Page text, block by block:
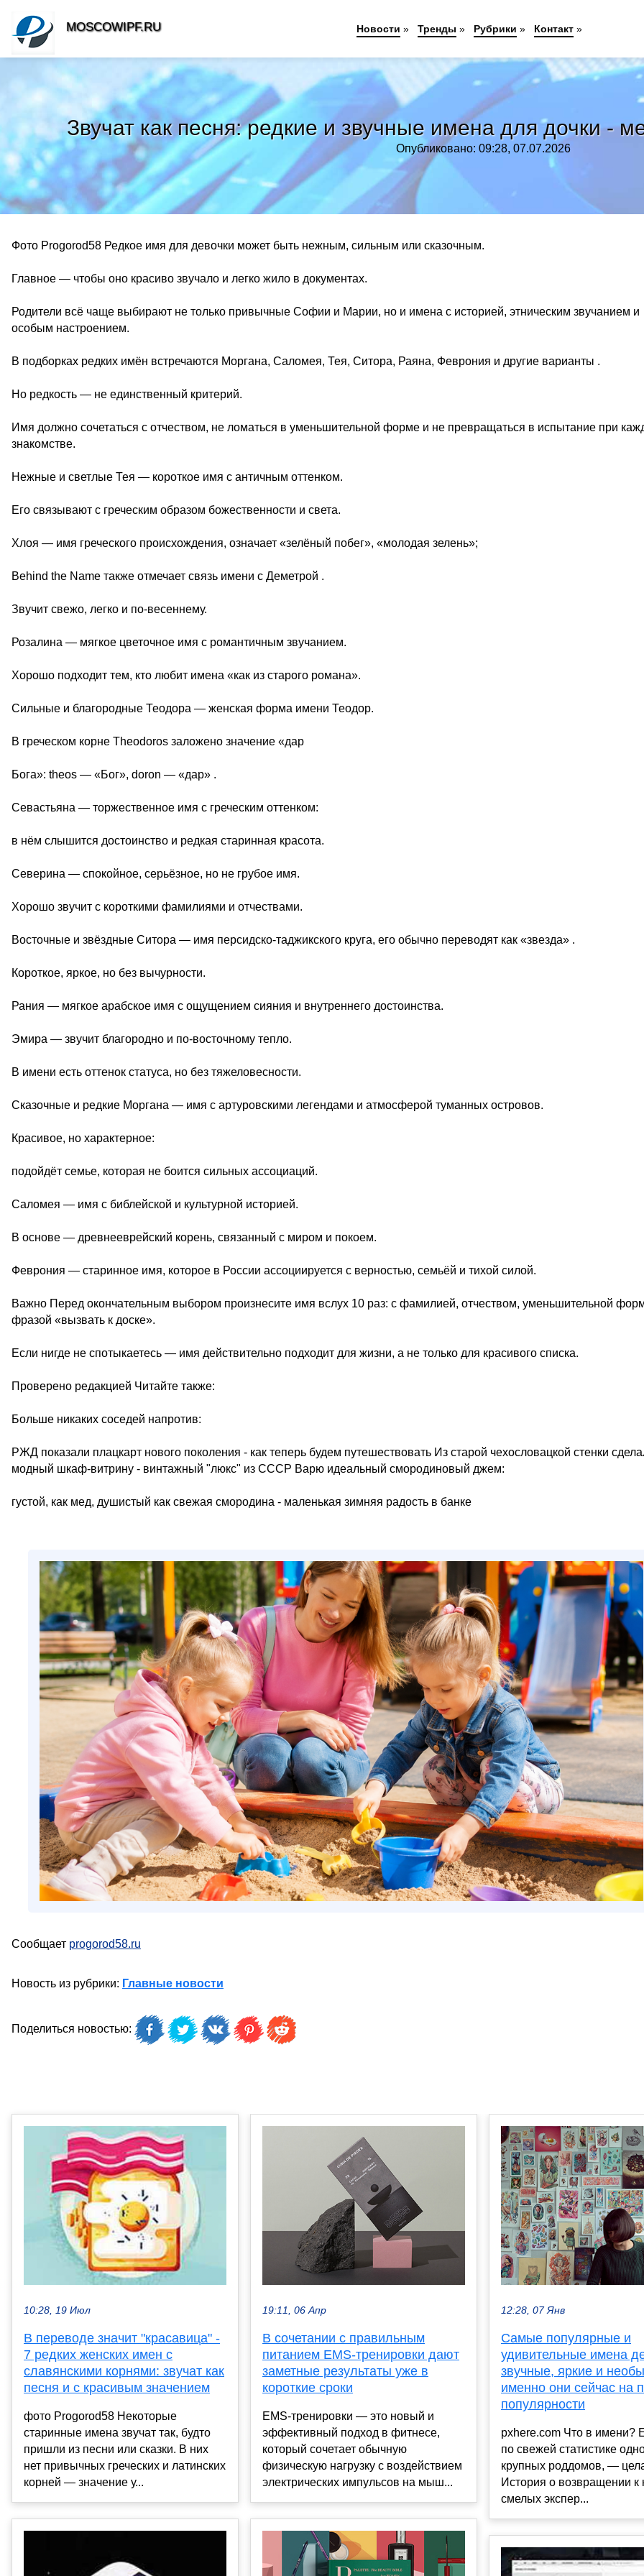
Звучат как песня: редкие и звучные имена для дочки -
Опубликовано: 09:28, 07.07.2026
Фото Progorod58 Редкое имя для девочки может быть нежным, сильным или сказочным.
Главное — чтобы оно красиво звучало и легко жило в документах.
Родители всё чаще выбирают не только привычные Софии и Марии, но и имена с историей, этническим звучанием и
особым настроением.
В подборках редких имён встречаются Моргана, Саломея, Тея, Ситора, Раяна, Феврония и другие варианты .
Но редкость — не единственный критерий.
Имя должно сочетаться с отчеством, не ломаться в уменьшительной форме и не превращаться в испытание при
знакомстве.
Нежные и светлые Тея — короткое имя с античным оттенком.
Его связывают с греческим образом божественности и света.
Хлоя — имя греческого происхождения, означает «зелёный побег», «молодая зелень»;
Behind the Name также отмечает связь имени с Деметрой .
Звучит свежо, легко и по-весеннему.
Розалина — мягкое цветочное имя с романтичным звучанием.
Хорошо подходит тем, кто любит имена «как из старого романа».
Сильные и благородные Теодора — женская форма имени Теодор.
В греческом корне Theodoros заложено значение «дар
Бога»: theos — «Бог», doron — «дар» .
Севастьяна — торжественное имя с греческим оттенком:
в нём слышится достоинство и редкая старинная красота.
Северина — спокойное, серьёзное, но не грубое имя.
Хорошо звучит с короткими фамилиями и отчествами.
Восточные и звёздные Ситора — имя персидско-таджикского круга, его обычно переводят как «звезда» .
Короткое, яркое, но без вычурности.
Рания — мягкое арабское имя с ощущением сияния и внутреннего достоинства.
Эмира — звучит благородно и по-восточному тепло.
В имени есть оттенок статуса, но без тяжеловесности.
Сказочные и редкие Моргана — имя с артуровскими легендами и атмосферой туманных островов.
Красивое, но характерное:
подойдёт семье, которая не боится сильных ассоциаций.
Саломея — имя с библейской и культурной историей.
В основе — древнееврейский корень, связанный с миром и покоем.
Феврония — старинное имя, которое в России ассоциируется с верностью, семьёй и тихой силой.
Важно Перед окончательным выбором произнесите имя вслух 10 раз: с фамилией, отчеством, уменьшительной
фразой «вызвать к доске».
Если нигде не спотыкаетесь — имя действительно подходит для жизни, а не только для красивого списка.
Проверено редакцией Читайте также:
Больше никаких соседей напротив:
РЖД показали плацкарт нового поколения - как теперь будем путешествовать Из старой чехословацкой стенки
модный шкаф-витрину - винтажный "люкс" из СССР Варю идеальный смородиновый джем:
густой, как мед, душистый как свежая смородина - маленькая зимняя радость в банке
Сообщает progorod58.ru
Новость из рубрики: Главные новости
Поделиться новостью:
10:28, 19 Июл
В переводе значит "красавица" -
7 редких женских имен с
славянскими корнями: звучат как
песня и с красивым значением
фото Progorod58 Некоторые
старинные имена звучат так, будто
пришли из песни или сказки. В них
нет привычных греческих и латинских
корней — значение у...
19:11, 06 Апр
В сочетании с правильным
питанием EMS-тренировки дают
заметные результаты уже в
короткие сроки
EMS-тренировки — это новый и
эффективный подход в фитнесе,
который сочетает обычную
физическую нагрузку с воздействием
электрических импульсов на мыш...
12:28, 07 Янв
Самые популярные и
удивительные имена
звучные, яркие и
именно они сейчас на
популярности
pxhere.com Что в имени?
по свежей статистике
крупных роддомов, —
История о возвращении к
смелых экспер...
MOSCOWIPF.RU Новости » Тренды » Рубрики » Контакт »